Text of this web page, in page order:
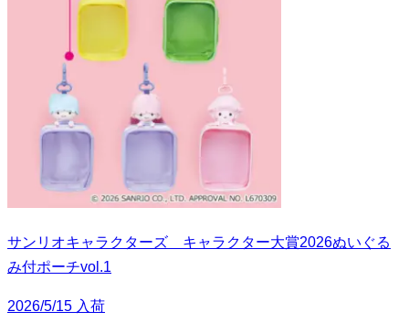
サンリオキャラクターズ キャラクター大賞2026ぬいぐる
み付ポーチvol.1
2026/5/15 入荷